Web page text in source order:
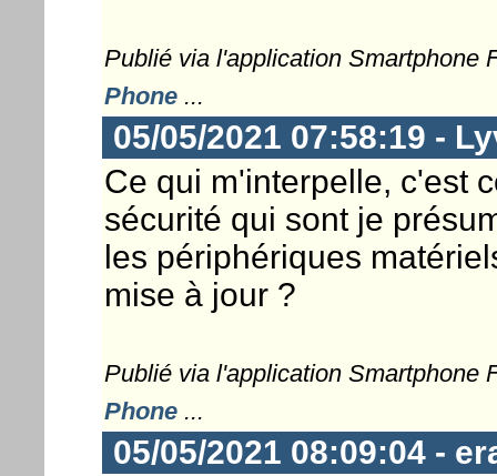
Publié via l'application Smartphone
Phone...
05/05/2021 07:58:19 -
Ce qui m'interpelle, c'est
sécurité qui sont je
les périphériques
mise à jour ?
Publié via l'application Smartphone
Phone...
05/05/2021 08:09:04 -